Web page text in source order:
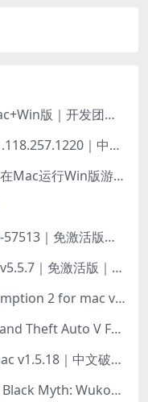
🕹️Switch模拟器Ryujinx｜Mac+Win版｜开发团队已解散此乃最后的绝唱版本
模拟人生4 SIMS4 For Mac v1.118.257.1220｜中文原生版｜无限金币｜全100DLC
Win版Steam For Mac v2.0｜在Mac运行Win版游戏！｜升级GPTK4.0支持！
🔥Parallels Desktop v26.4.0-57513｜免激活版｜在Mac上安装Windows/Linux等系统[赠Windows激活]
🔥CleanMyMac X5 For Mac v5.5.7｜免激活版｜macOS系统优化/清理神器
荒野大镖客2 Red Dead Redemption 2 for mac v1436.28｜中文移植版｜最好玩的开放世界游戏
侠盗猎车手5 GTA5 Mac版 Grand Theft Auto V For Mac｜中文破解版
Macs Fan Control Pro for mac v1.5.18｜中文破解版｜风扇监控与控制工具
黑神话：悟空 豪华版 Mac版 Black Myth: Wukong For Mac v1.0.21.23831｜国语中文移植版｜仅限终身VIP交流学习｜含Mac+Win版